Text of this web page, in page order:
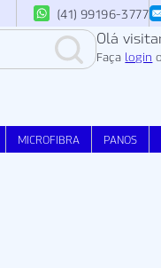
(41) 99196-3777
Olá
Faça login
MICROFIBRA PANOS